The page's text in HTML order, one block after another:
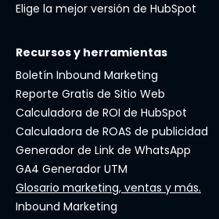
Elige la mejor versión de HubSpot
Recursos y herramientas
Boletín Inbound Marketing
Reporte Gratis de Sitio Web
Calculadora de ROI de HubSpot
Calculadora de ROAS de publicidad
Generador de Link de WhatsApp
GA4 Generador UTM
Glosario marketing, ventas y más.
Inbound Marketing